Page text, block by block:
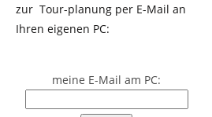
zur Tour-planung per E-Mail an
Ihren eigenen PC:
meine E-Mail am PC: